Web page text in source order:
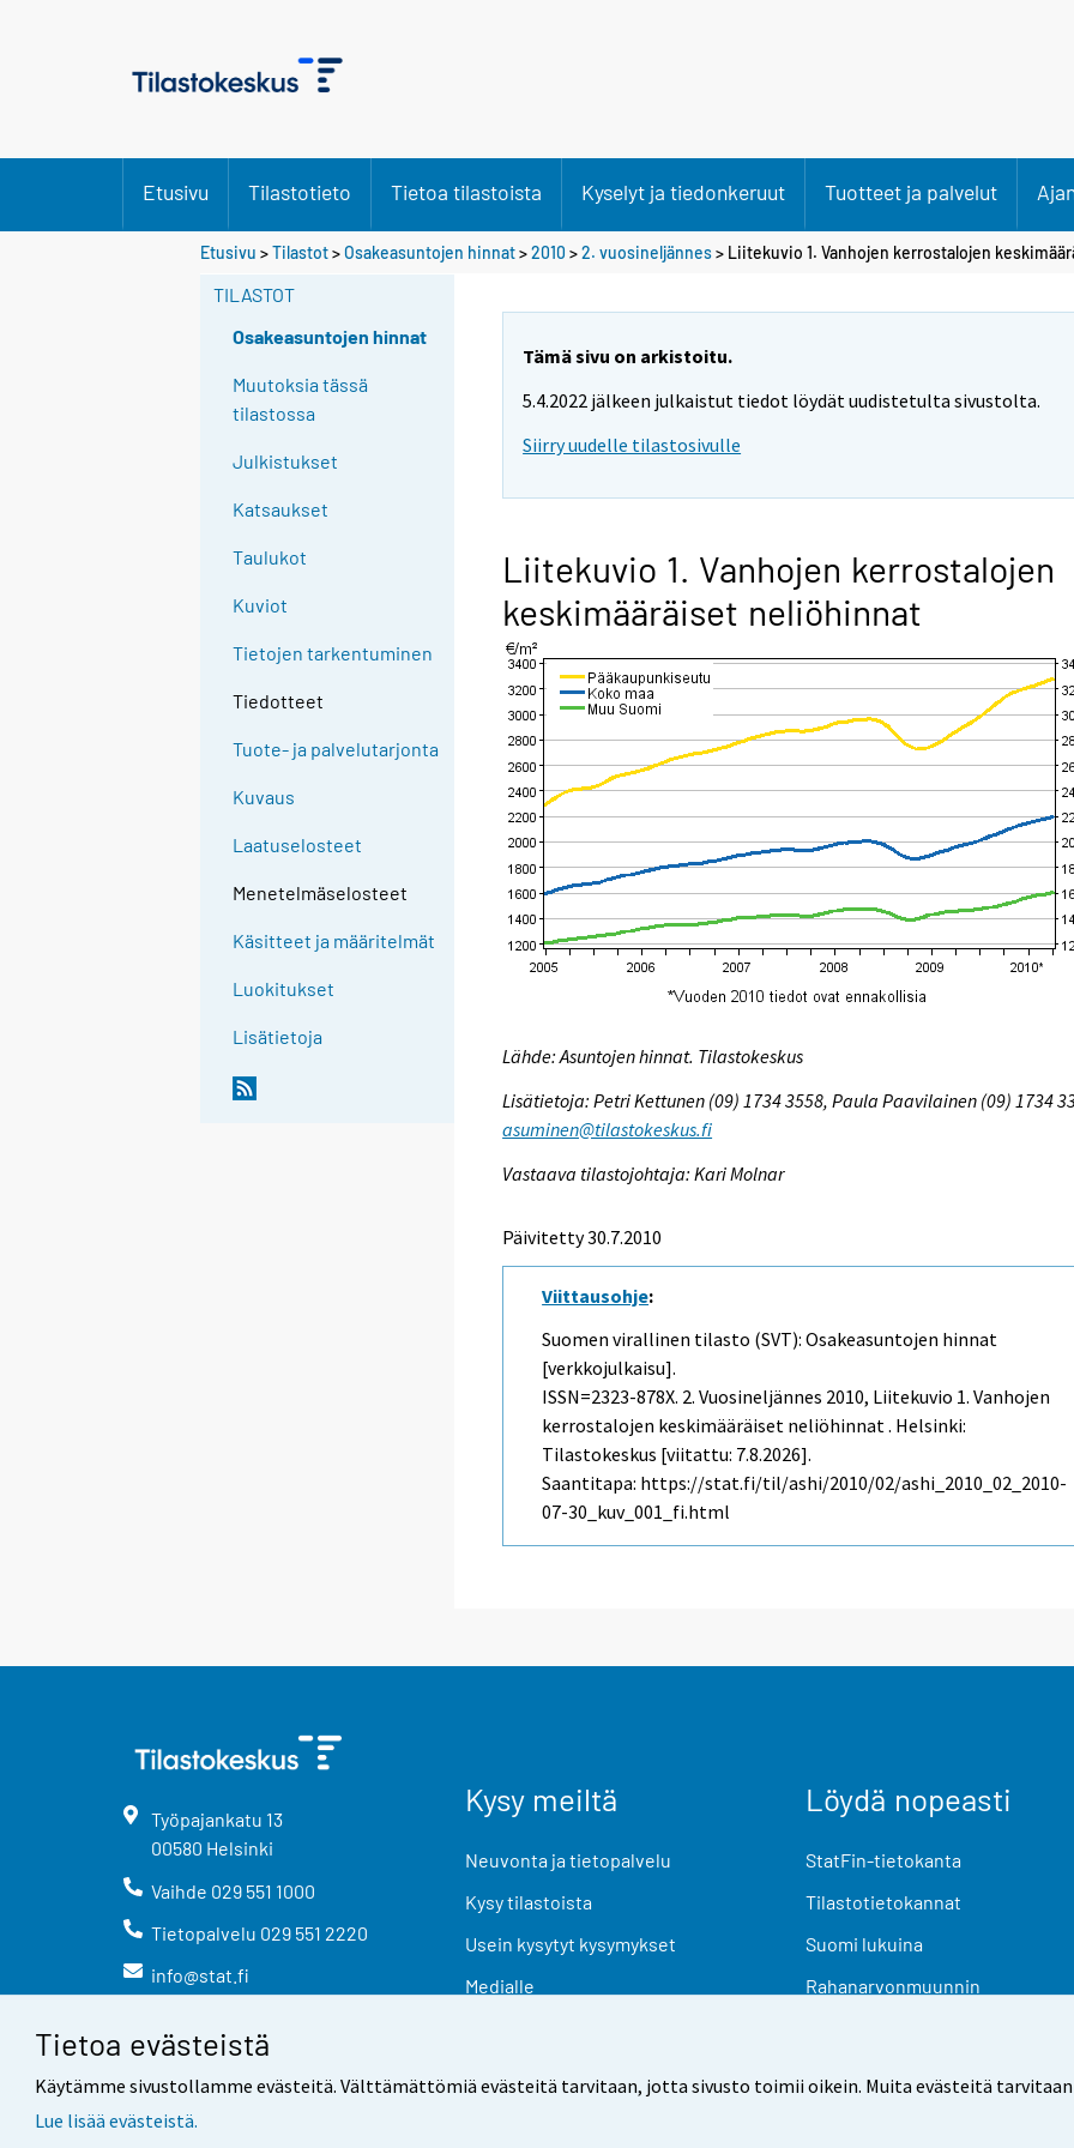
Tietoa evästeistä
Käytämme sivustollamme evästeitä. Välttämättömiä evästeitä tarvitaan, jotta sivusto toimii oikein. Muita evästeitä
Lue lisää evästeistä.
Etusivu Tilastotieto Tietoa tilastoista Kyselyt ja tiedonkeruut Tuotteet ja palvelut
Etusivu >Tilastot>Osakeasuntojen hinnat>2010 >2. vuosineljännes> Liitekuvio 1. Vanhojen kerrostalojen
TILASTOT
Osakeasuntojen hinnat
Muutoksia tässä
tilastossa
Julkistukset
Katsaukset
Taulukot
Kuviot
Tietojen tarkentuminen
Tiedotteet
Tuote- ja palvelutarjonta
Kuvaus
Laatuselosteet
Menetelmäselosteet
Käsitteet ja määritelmät
Luokitukset
Lisätietoja
Tämä sivu on arkistoitu.
5.4.2022 jälkeen julkaistut tiedot löydät uudistetulta sivustolta.
Siirry uudelle tilastosivulle
Liitekuvio 1. Vanhojen kerrostalojen
keskimääräiset neliöhinnat
Lähde: Asuntojen hinnat. Tilastokeskus
Lisätietoja: Petri Kettunen (09) 1734 3558, Paula Paavilainen (09) 1734
asuminen@tilastokeskus.fi
Vastaava tilastojohtaja: Kari Molnar
Päivitetty 30.7.2010
Viittausohje:
Suomen virallinen tilasto (SVT): Osakeasuntojen hinnat
[verkkojulkaisu].
ISSN=2323-878X. 2. Vuosineljännes 2010, Liitekuvio 1. Vanhojen
kerrostalojen keskimääräiset neliöhinnat . Helsinki:
Tilastokeskus [viitattu: 7.8.2026].
Saantitapa: https://stat.fi/til/ashi/2010/02/ashi_2010_02_2010-
07-30_kuv_001_fi.html
Työpajankatu 13
00580 Helsinki
Vaihde 029 551 1000
Tietopalvelu 029 551 2220
info@stat.fi
Kysy meiltä
Neuvonta ja tietopalvelu
Kysy tilastoista
Usein kysytyt kysymykset
Medialle
Löydä nopeasti
StatFin-tietokanta
Tilastotietokannat
Suomi lukuina
Rahanarvonmuunnin